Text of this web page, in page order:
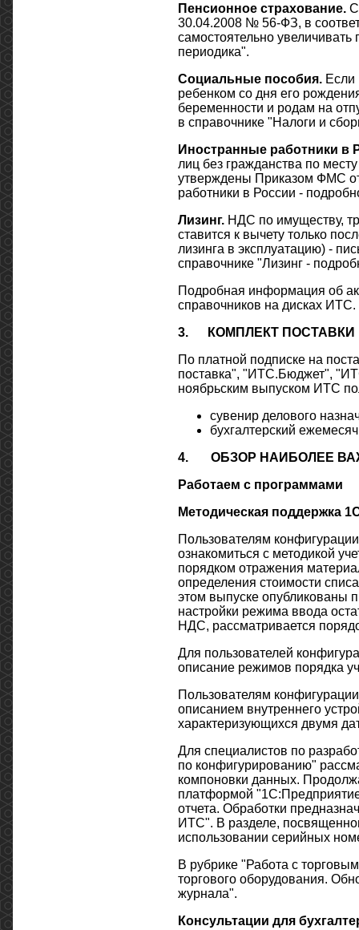
Пенсионное страхование.С
30.04.2008 № 56-ФЗ, в
самостоятельно
периодика".
Социальные пособия.Если
ребенком со дня его
беременности и родам на
в справочнике "Налоги и
Иностранные работники в
лиц без гражданства по
утверждены Приказом ФМС
работники в России -
Лизинг.НДС по имуществу,
ставится к вычету только
лизинга в эксплуатацию) -
справочнике "Лизинг -
Подробная информация об
справочников на дисках ИТС.
3.
КОМПЛЕКТ ПОСТАВКИ
По платной подписке на
поставка", "ИТС.Бюджет",
ноябрьским выпуском ИТС
сувенир делового
бухгалтерский
4.
ОБЗОР НАИБОЛЕЕ
Работаем с программами
Методическая поддержка
Пользователям
ознакомиться с методикой
порядком отражения
определения стоимости
этом выпуске опубликованы
настройки режима ввода
НДС, рассматривается
Для пользователей
описание режимов порядка
Пользователям
описанием внутреннего
характеризующихся двумя
Для специалистов по
по конфигурированию"
компоновки данных.
платформой
отчета. Обработки
ИТС". В разделе,
использовании серийных
В рубрике "Работа с
торгового оборудования.
журнала".
Консультации для